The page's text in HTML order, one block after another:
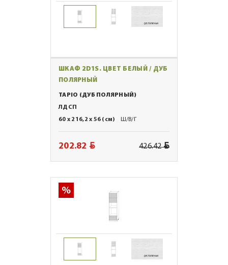
ШКАФ 2D1S. ЦВЕТ БЕЛЫЙ / ДУБ
ПОЛЯРНЫЙ
TAPIO (ДУБ ПОЛЯРНЫЙ)
ЛДСП
60 x 216,2 x 56 (см)
Ш/В/Г
202.82 BYN 426.42BYN